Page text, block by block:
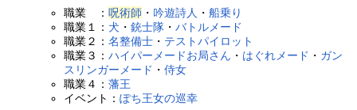
職業 ：呪術師 ・ 吟遊詩人 ・船乗り
職業１：犬 ・銃士隊 ・バトルメード
職業２：名整備士 ・ テストパイロット
職業３：ハイパーメードお局さん ・ はぐれメード ・ ガン
スリンガーメード ・侍女
職業４：藩王
イベント：ぽち王女の巡幸